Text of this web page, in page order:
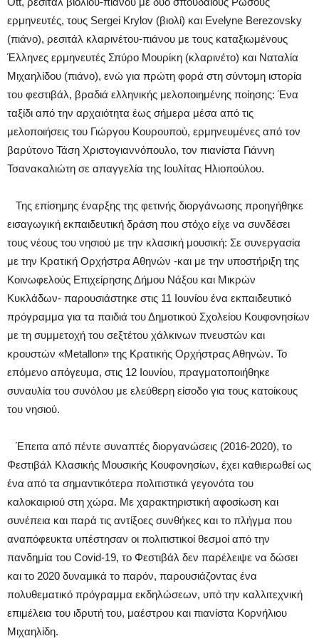
ερμηνευτές, τους Sergei Krylov (βιολί) και Evelyne Berezovsky
(πιάνο), ρεσιτάλ κλαρινέτου-πιάνου με τους καταξιωμένους
Έλληνες ερμηνευτές Σπύρο Μουρίκη (κλαρινέτο) και Ναταλία
Μιχαηλίδου (πιάνο), ενώ για πρώτη φορά στη σύντομη ιστορία
του φεστιβάλ, βραδιά ελληνικής μελοποιημένης ποίησης: Ένα
ταξίδι από την αρχαιότητα έως σήμερα μέσα από τις
μελοποιήσεις του Γιώργου Κουρουπού, ερμηνευμένες από τον
βαρύτονο Τάση Χριστογιαννόπουλο, τον πιανίστα Γιάννη
Τσανακαλιώτη σε απαγγελία της Ιουλίτας Ηλιοπούλου.
Της επίσημης έναρξης της φετινής διοργάνωσης προηγήθηκε
εισαγωγική εκπαιδευτική δράση που στόχο είχε να συνδέσει
τους νέους του νησιού με την κλασική μουσική: Σε συνεργασία
με την Κρατική Ορχήστρα Αθηνών -και με την υποστήριξη της
Κοινωφελούς Επιχείρησης Δήμου Νάξου και Μικρών
Κυκλάδων- παρουσιάστηκε στις 11 Ιουνίου ένα εκπαιδευτικό
πρόγραμμα για τα παιδιά του Δημοτικού Σχολείου Κουφονησίων
με τη συμμετοχή του σεξτέτου χάλκινων πνευστών και
κρουστών «Metallon» της Κρατικής Ορχήστρας Αθηνών. Το
επόμενο απόγευμα, στις 12 Ιουνίου, πραγματοποιήθηκε
συναυλία του συνόλου με ελεύθερη είσοδο για τους κατοίκους
του νησιού.
Έπειτα από πέντε συναπτές διοργανώσεις (2016-2020), το
Φεστιβάλ Κλασικής Μουσικής Κουφονησίων, έχει καθιερωθεί ως
ένα από τα σημαντικότερα πολιτιστικά γεγονότα του
καλοκαιριού στη χώρα. Με χαρακτηριστική αφοσίωση και
συνέπεια και παρά τις αντίξοες συνθήκες και το πλήγμα που
αναπόφευκτα υπέστησαν οι πολιτιστικοί θεσμοί από την
πανδημία του Covid-19, το Φεστιβάλ δεν παρέλειψε να δώσει
και το 2020 δυναμικά το παρόν, παρουσιάζοντας ένα
πολυθεματικό πρόγραμμα εκδηλώσεων, υπό την καλλιτεχνική
επιμέλεια του ιδρυτή του, μαέστρου και πιανίστα Κορνήλιου
Μιχαηλίδη.